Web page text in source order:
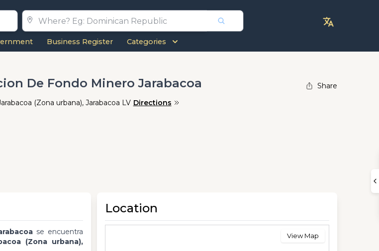
Business Register Categories
De Fondo Minero Jarabacoa
(Zona urbana), Jarabacoa LV Directions
Share
se encuentra
(Zona urbana),
Location
View Map